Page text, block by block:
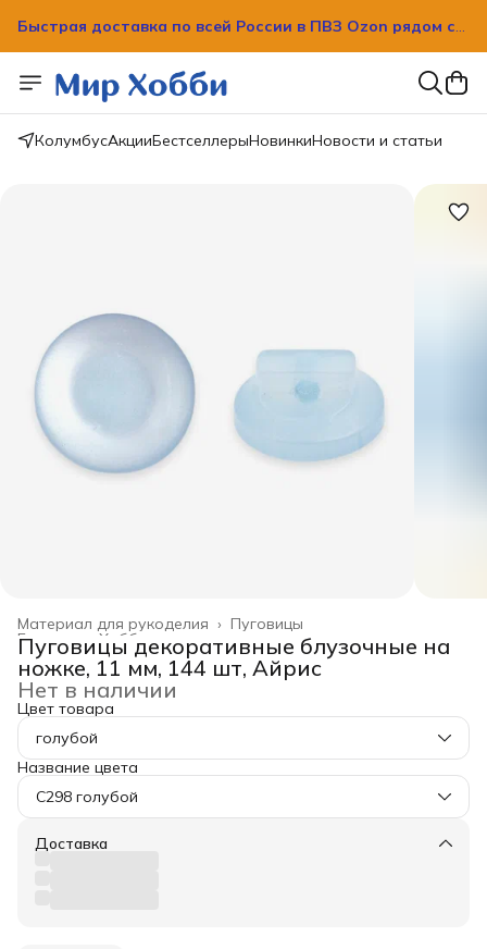
Быстрая доставка по всей России в ПВЗ Ozon рядом с
Быстрая доставка по всей России в ПВЗ Ozon рядом с
вашим домом!
КолумбусАкцииБестселлерыНовинкиНовости и статьи
Пуговицы
Материал для рукоделия ›
Хобби и творчество ›
Главная ›
Пуговицы декоративные блузочные на
ножке, 11 мм, 144 шт, Айрис
Нет в наличии
Цвет товара
голубой
Название цвета
C298 голубой
Доставка